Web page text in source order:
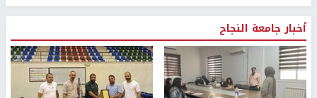
أخبار جامعة النجاح